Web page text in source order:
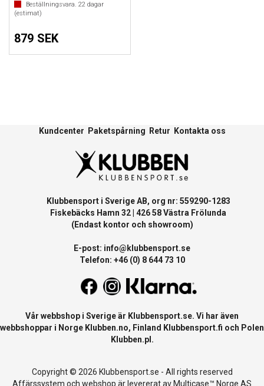
Beställningsvara. 22 dagar
(estimat)
879 SEK
Kundcenter Paketspårning Retur Kontakta oss
Klubbensport i Sverige AB, org nr: 559290-1283
Fiskebäcks Hamn 32 | 426 58 Västra Frölunda
(Endast kontor och showroom)
E-post: info@klubbensport.se
Telefon: +46 (0) 8 644 73 10
Vår webbshop i Sverige är Klubbensport.se. Vi har även
webbshoppar i Norge Klubben.no, Finland Klubbensport.fi och Polen
Klubben.pl .
Copyright © 2026 Klubbensport.se - All rights reserved
Affärssystem och webshop är levererat av Multicase™ Norge AS